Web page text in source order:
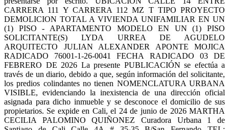
CARRERA 111 Y CARRERA 112 MZ T TIPO PROYECTO
DEMOLICION TOTAL A VIVIENDA UNIFAMILIAR EN UN
(1) PISO - APARTAMENTO MODELO EN UN (1) PISO
SOLICITANTE(S) LYDA URREA DE AGUDELO
ARQUITECTO JULIAN ALEXANDER APONTE MOJICA
RADICADO 76001-1-26-0041 FECHA RADICADO 03 DE
FEBRERO DE 2026 La presente PUBLICACIÓN se efectúa a
través de un diario, debido a que, según información del solicitante,
los predios colindantes no tienen NOMENCLATURA URBANA
VISIBLE, evidenciando la inexistencia de una dirección oficial
asignada para dicho inmueble y se desconoce el domicilio de sus
propietarios. Se expide en Cali, el 24 de junio de 2026 MARTHA
CECILIA PALOMINO QUIÑONEZ Curadora Urbana 1 de